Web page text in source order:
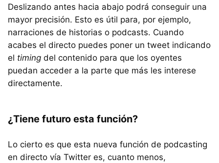
Deslizando antes hacia abajo podrá conseguir una
mayor precisión. Esto es útil para, por ejemplo,
narraciones de historias o podcasts. Cuando
acabes el directo puedes poner un tweet indicando
el timing del contenido para que los oyentes
puedan acceder a la parte que más les interese
directamente.
¿Tiene futuro esta función?
Lo cierto es que esta nueva función de podcasting
en directo vía Twitter es, cuanto menos,